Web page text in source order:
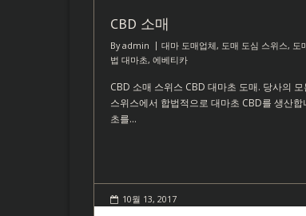
CBD 소매
Byadmin 대마 도매업체, 도매 도심 스위스, 도
법 대마초, 에베티카
CBD 소매 스위스 CBD 대마초 도매. 당사의
스위스에서 합법적으로 대마초 CBD를 생산
초를…
10월 13, 2017